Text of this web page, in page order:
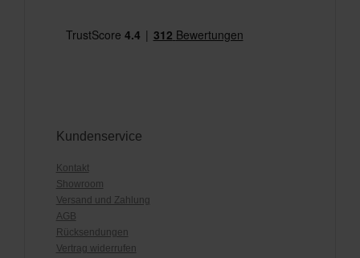
Kundenservice
Kontakt
Showroom
Versand und Zahlung
AGB
Rücksendungen
Vertrag widerrufen